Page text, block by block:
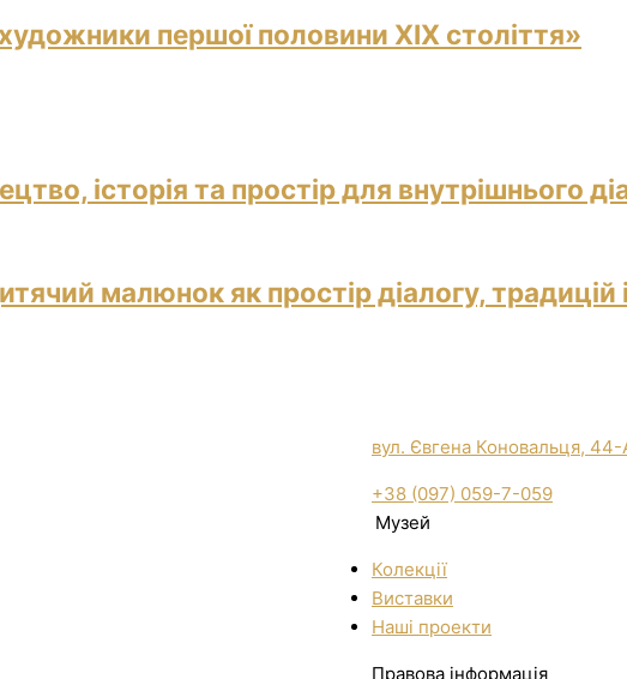
першої половини ХІХ століття»
історія та простір для внутрішнього
малюнок як простір діалогу, традицій
вул. Євгена Коновальця, 44-
+38 (097) 059-7-059
Музей
Колекції
Виставки
Нашi проекти
Правова інформація